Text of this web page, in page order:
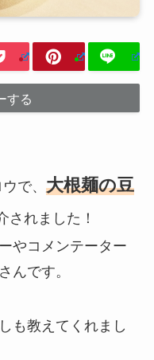
する
で、 大根麺の豆
されました！
やコメンテーター
んです。
も教えてくれまし